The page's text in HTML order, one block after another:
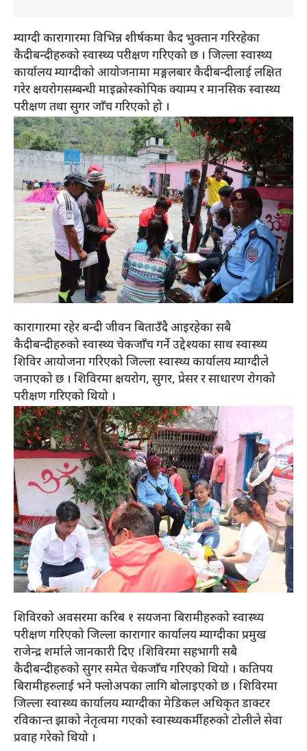
म्याग्दी कारागारमा विभिन्न शीर्षकमा कैद भुक्तान गरिरहेका
कैदीबन्दीहरुको स्वास्थ्य परीक्षण गरिएको छ । जिल्ला स्वास्थ्य
कार्यालय म्याग्दीको आयोजनामा मङ्गलबार कैदीबन्दीलाई लक्षित
गरेर क्षयरोगसम्बन्धी माइक्रोस्कोपिक क्याम्प र मानसिक स्वास्थ्य
परीक्षण तथा सुगर जाँच गरिएको हो ।
कारागारमा रहेर बन्दी जीवन बिताउँदै आइरहेका सबै
कैदीबन्दीहरुको स्वास्थ्य चेकजाँच गर्ने उद्देश्यका साथ स्वास्थ्य
शिविर आयोजना गरिएको जिल्ला स्वास्थ्य कार्यालय म्याग्दीले
जनाएको छ । शिविरमा क्षयरोग, सुगर, प्रेसर र साधारण रोगको
परीक्षण गरिएको थियो ।
शिविरको अवसरमा करिब १ सयजना बिरामीहरुको स्वास्थ्य
परीक्षण गरिएको जिल्ला कारागार कार्यालय म्याग्दीका प्रमुख
राजेन्द्र शर्माले जानकारी दिए ।शिविरमा सहभागी सबै
कैदीबन्दीहरुको सुगर समेत चेकजाँच गरिएको थियो । कतिपय
बिरामीहरुलाई भने फ्लोअपका लागि बोलाइएको छ । शिविरमा
जिल्ला स्वास्थ्य कार्यालय म्याग्दीका मेडिकल अधिकृत डाक्टर
रविकान्त झाको नेतृत्वमा गएको स्वास्थ्यकर्मीहरुको टोलीले सेवा
प्रवाह गरेको थियो ।